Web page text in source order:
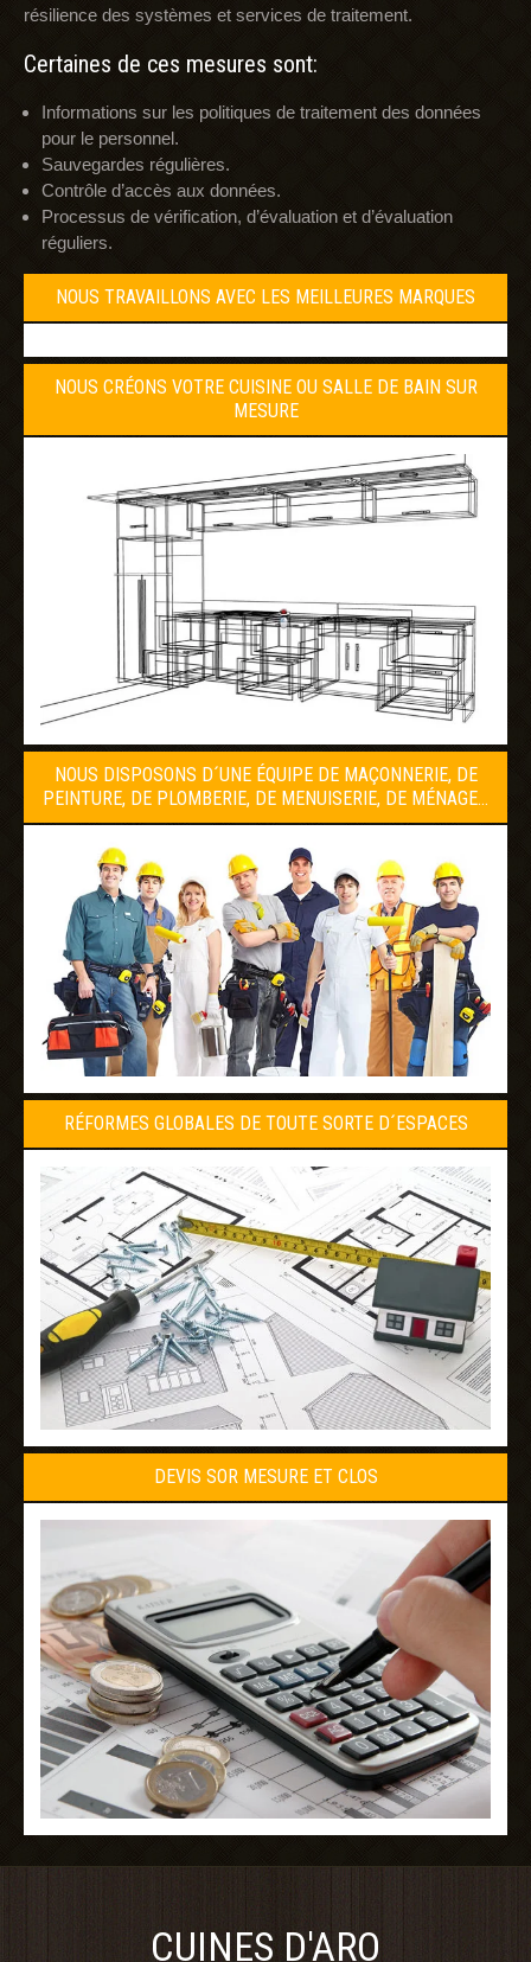
résilience des systèmes et services de traitement.
Certaines de ces mesures sont:
Informations sur les politiques de traitement des données
pour le personnel.
Sauvegardes régulières.
Contrôle d’accès aux données.
Processus de vérification, d’évaluation et d’évaluation
réguliers.
NOUS TRAVAILLONS AVEC LES MEILLEURES MARQUES
NOUS CRÉONS VOTRE CUISINE OU SALLE DE BAIN SUR
MESURE
NOUS DISPOSONS D´UNE ÉQUIPE DE MAÇONNERIE, DE
PEINTURE, DE PLOMBERIE, DE MENUISERIE, DE MÉNAGE…
RÉFORMES GLOBALES DE TOUTE SORTE D´ESPACES
DEVIS SOR MESURE ET CLOS
CUINES D'ARO